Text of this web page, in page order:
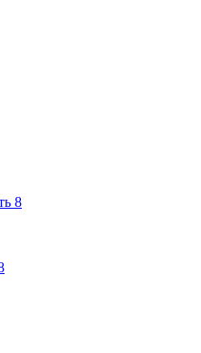
8